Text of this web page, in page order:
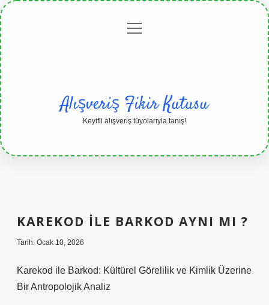
Gizlilikmenüyü
Alışveriş Fikir Kutusu
Keyifli alışveriş tüyolarıyla tanış!
KAREKOD ILE BARKOD AYNI MI ?
Tarih: Ocak 10, 2026
Karekod ile Barkod: Kültürel Görelilik ve Kimlik Üzerine
Bir Antropolojik Analiz